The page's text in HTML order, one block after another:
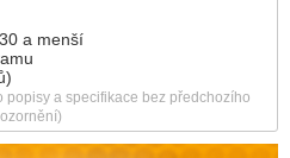
a menší
popisy a specifikace bez předchozího